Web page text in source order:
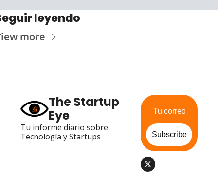
leyendo
more
The Startup
Eye
Tu informe diario sobre
Tecnología y Startups
Subscribe